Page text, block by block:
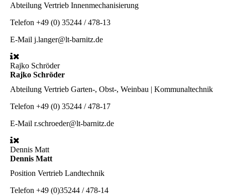
Abteilung Vertrieb Innenmechanisierung
Telefon +49 (0) 35244 / 478-13
E-Mail j.langer@lt-barnitz.de
Rajko Schröder
Rajko Schröder
Abteilung Vertrieb Garten-, Obst-, Weinbau | Kommunaltechnik
Telefon +49 (0) 35244 / 478-17
E-Mail r.schroeder@lt-barnitz.de
Dennis Matt
Dennis Matt
Position Vertrieb Landtechnik
Telefon +49 (0)35244 / 478-14